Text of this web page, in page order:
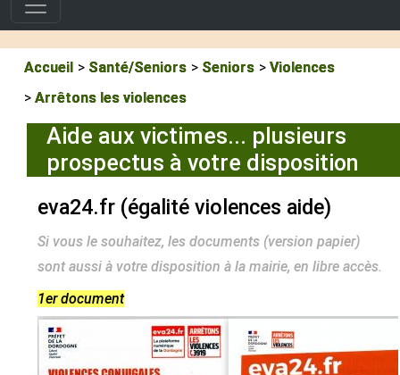
Accueil Santé/Seniors Seniors
Violences
Arrêtons les violences
Aide aux victimes... plusieurs
prospectus à votre disposition
eva24.fr (égalité violences aide)
Si vous le souhaitez, les documents (version papier)
sont aussi à votre disposition à la mairie, en libre accès.
1er document